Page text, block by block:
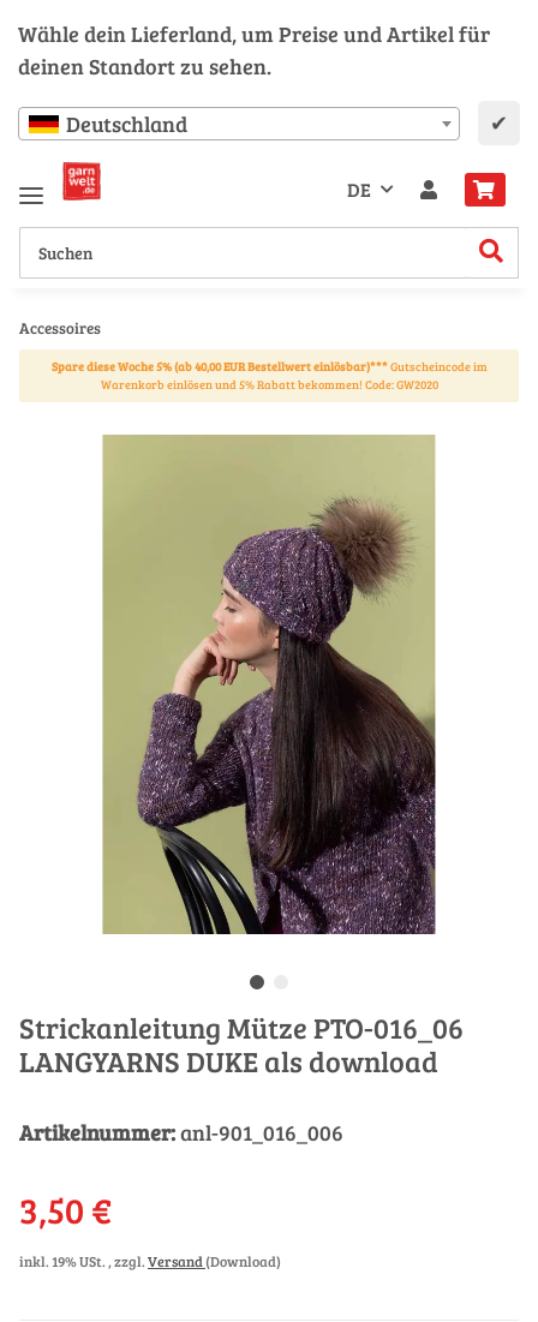
Wähle dein Lieferland, um Preise und Artikel für
deinen Standort zu sehen.
Deutschland ✔
DE
Accessoires
Spare diese Woche 5% (ab 40,00 EUR Bestellwert einlösbar)***Gutscheincode im
Warenkorb einlösen und 5% Rabatt bekommen! Code: GW2020
Strickanleitung Mütze PTO-016_06
LANGYARNS DUKE als download
Artikelnummer:anl-901_016_006
3,50 €
inkl. 19% USt. , zzgl.Versand (Download)